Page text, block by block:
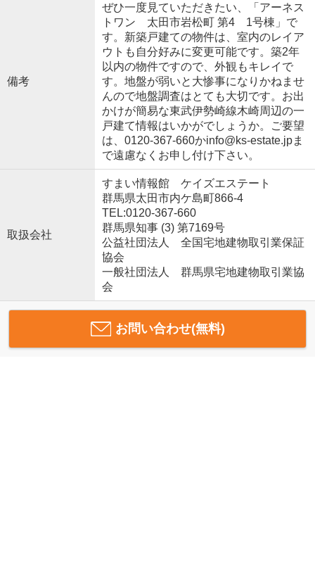
備考
ぜひ一度見ていただきたい、「アーネス
トワン 太田市岩松町 第4 1号棟」で
す。新築戸建ての物件は、室内のレイア
ウトも自分好みに変更可能です。築2年
以内の物件ですので、外観もキレイで
す。地盤が弱いと大惨事になりかねませ
んので地盤調査はとても大切です。お出
かけが簡易な東武伊勢崎線木崎周辺の一
戸建て情報はいかがでしょうか。ご要望
は、0120-367-660かinfo@ks-estate.jpま
で遠慮なくお申し付け下さい。
取扱会社
すまい情報館 ケイズエステート
群馬県太田市内ケ島町866-4
TEL:0120-367-660
群馬県知事 (3) 第7169号
公益社団法人 全国宅地建物取引業保証
協会
一般社団法人 群馬県宅地建物取引業協
会
お問い合わせ(無料)